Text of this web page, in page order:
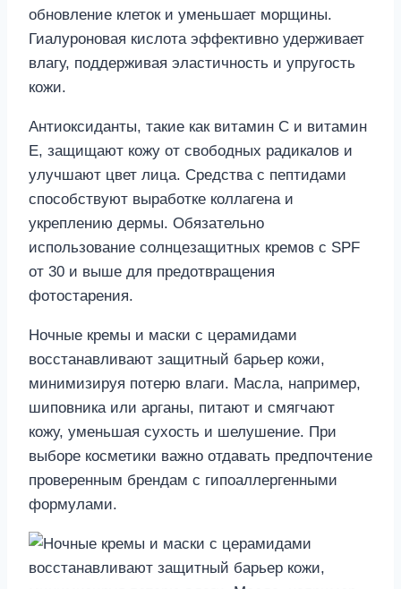
Антиоксиданты, такие как витамин C и витамин
E, защищают кожу от свободных радикалов и
улучшают цвет лица. Средства с пептидами
способствуют выработке коллагена и
укреплению дермы. Обязательно
использование солнцезащитных кремов с SPF
от 30 и выше для предотвращения
фотостарения.
Ночные кремы и маски с церамидами
восстанавливают защитный барьер кожи,
минимизируя потерю влаги. Масла, например,
шиповника или арганы, питают и смягчают
кожу, уменьшая сухость и шелушение. При
выборе косметики важно отдавать предпочтение
проверенным брендам с гипоаллергенными
формулами.